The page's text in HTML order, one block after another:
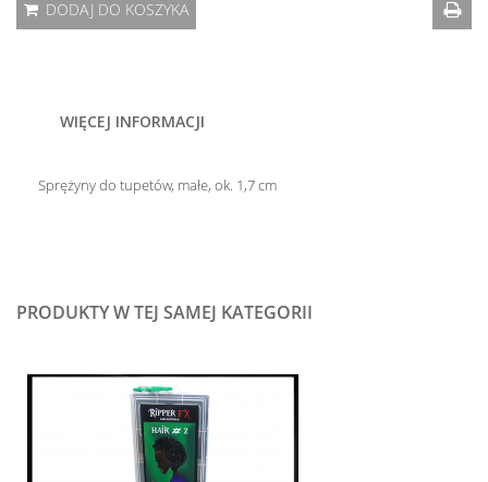
DODAJ DO KOSZYKA
WIĘCEJ INFORMACJI
Sprężyny do tupetów, małe, ok. 1,7 cm
PRODUKTY W TEJ SAMEJ KATEGORII